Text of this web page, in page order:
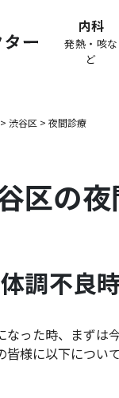
内科
発熱・咳な
ど
> 渋谷区 > 夜間診療
区の
調不良
なった時、まずは
皆様に以下につい